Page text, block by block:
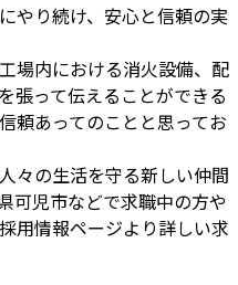
やり続け、安心と信頼の実
場内における消火設備、配
張って伝えることができる
頼あってのことと思ってお
々の生活を守る新しい仲間
可児市などで求職中の方や
用情報ページより詳しい求